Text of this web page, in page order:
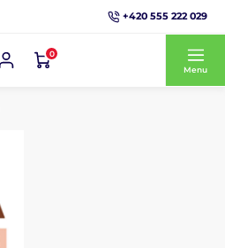
+420 555 222 029
0
Menu